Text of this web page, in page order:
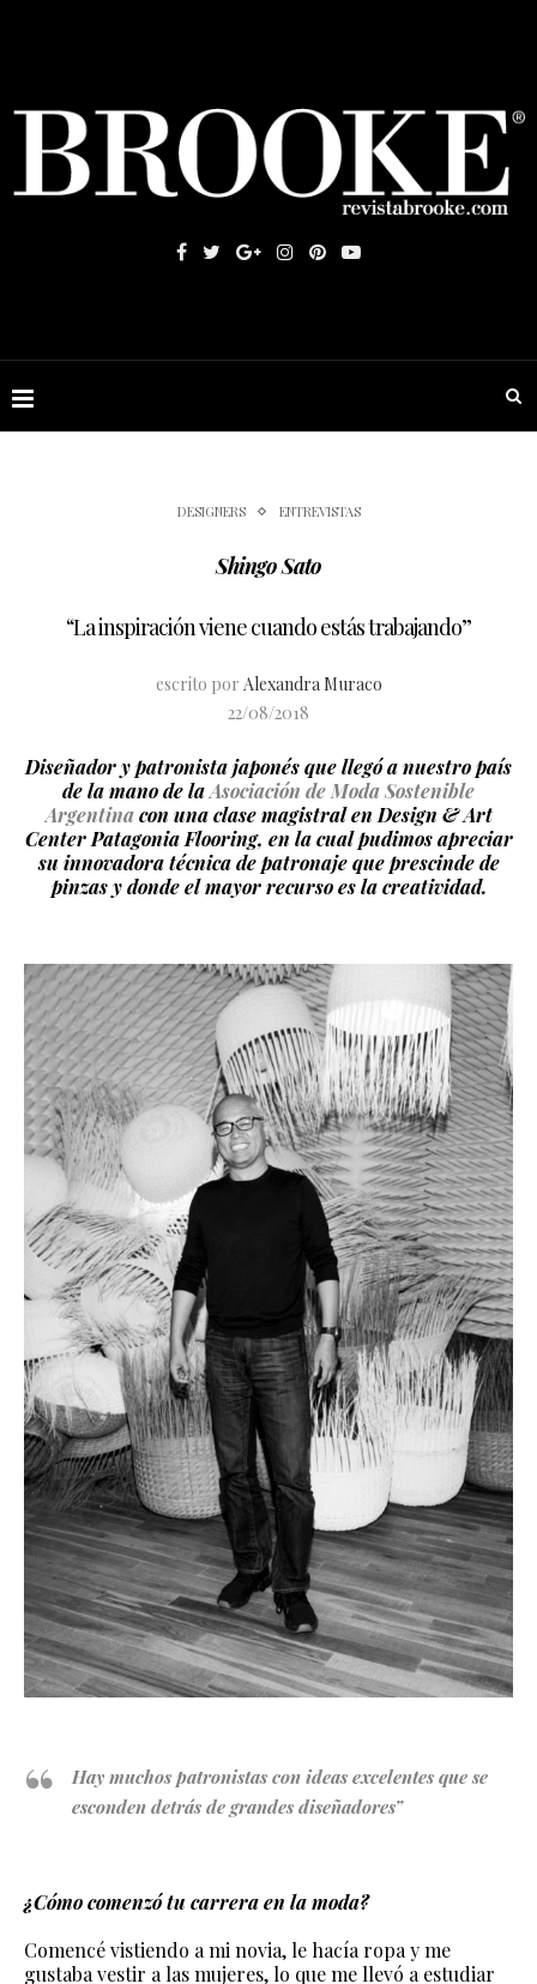
DESIGNERS ENTREVISTAS
Shingo Sato
“La inspiración viene cuando estás trabajando”
escrito por Alexandra Muraco
22/08/2018
Diseñador y patronista japonés que llegó a nuestro país
de la mano de laAsociación de Moda Sostenible
Argentinacon una clase magistral en Design & Art
Center Patagonia Flooring, en la cual pudimos apreciar
su innovadora técnica de patronaje que prescinde de
pinzas y donde el mayor recurso es la creatividad.
Hay muchos patronistas con ideas excelentes que se
esconden detrás de grandes diseñadores”
¿Cómo comenzó tu carrera en la moda?
Comencé vistiendo a mi novia, le hacía ropa y me
gustaba vestir a las mujeres, lo que me llevó a estudiar